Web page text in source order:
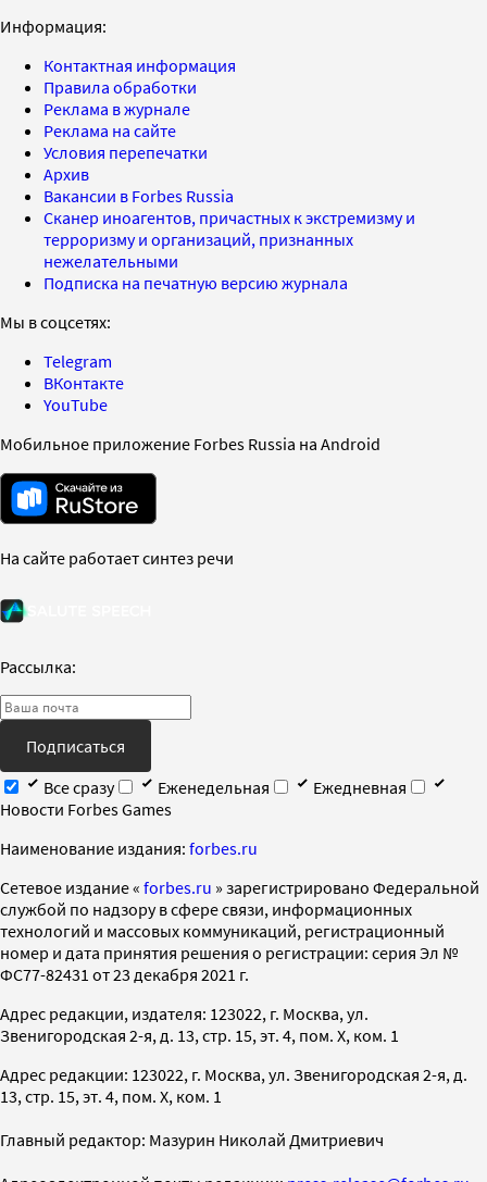
Информация:
Контактная информация
Правила обработки
Реклама в журнале
Реклама на сайте
Условия перепечатки
Архив
Вакансии в Forbes Russia
Сканер иноагентов, причастных к экстремизму и
терроризму и организаций, признанных
нежелательными
Подписка на печатную версию журнала
Мы в соцсетях:
Telegram
ВКонтакте
YouTube
Мобильное приложение Forbes Russia на Android
На сайте работает синтез речи
Рассылка:
Подписаться
Все сразу
Еженедельная
Ежедневная
Новости Forbes Games
Наименование издания: forbes.ru
Cетевое издание « forbes.ru » зарегистрировано Федеральной
службой по надзору в сфере связи, информационных
технологий и массовых коммуникаций, регистрационный
номер и дата принятия решения о регистрации: серия Эл №
ФС77-82431 от 23 декабря 2021 г.
Адрес редакции, издателя: 123022, г. Москва, ул.
Звенигородская 2-я, д. 13, стр. 15, эт. 4, пом. X, ком. 1
Адрес редакции: 123022, г. Москва, ул. Звенигородская 2-я, д.
13, стр. 15, эт. 4, пом. X, ком. 1
Главный редактор: Мазурин Николай Дмитриевич